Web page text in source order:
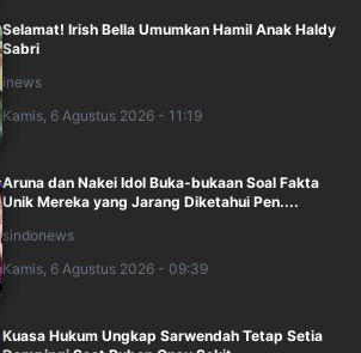
Selamat! Irish Bella Umumkan Hamil Anak Haldy
Sabri
inews
Kamis, 6 Agustus 2026 - 11:19
Aruna dan Nakei Idol Buka-bukaan Soal Fakta
Unik Mereka yang Jarang Diketahui Pen....
sindonews
Kamis, 6 Agustus 2026 - 09:39
Kuasa Hukum Ungkap Sarwendah Tetap Setia